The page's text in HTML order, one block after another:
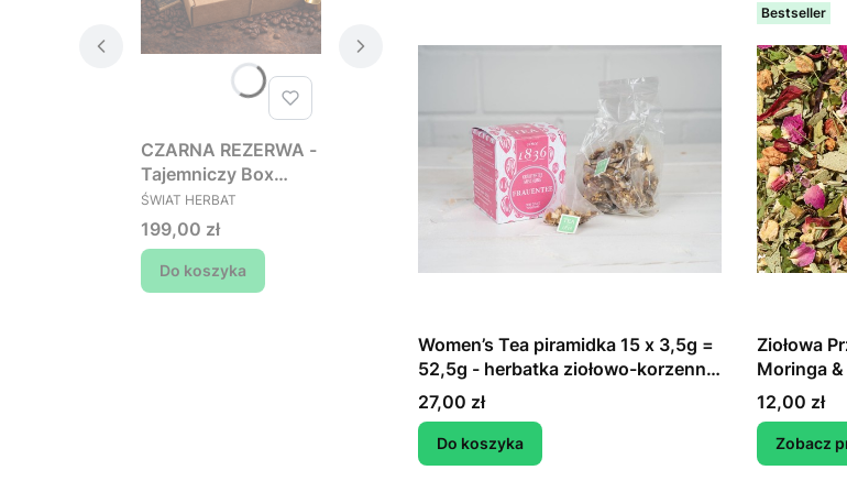
CZARNA REZERWA -
Tajemniczy Box
Kawowy (wartość
min. 250 zł, płacisz
199 zł)
PRODUCENT
ŚWIAT HERBAT
Cena
199,00 zł
Do koszyka
Women’s Tea piramidka 15 x 3,5g =
52,5g - herbatka ziołowo-korzenna
bez dodatku aromatów
Cena
27,00 zł
Do koszyka
Bestseller
Ziołowa
Moringa
Cena
12,00 zł
Zobacz